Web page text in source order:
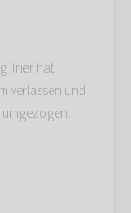
Trier hat
verlassen und